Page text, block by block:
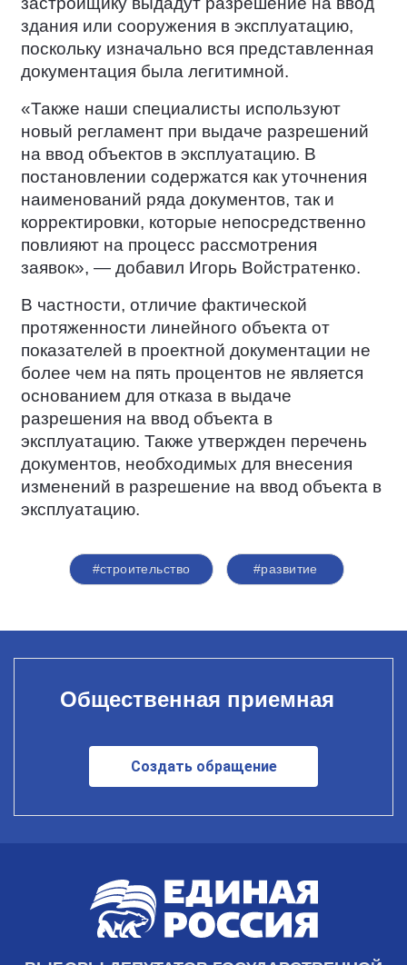
здания или сооружения в эксплуатацию,
поскольку изначально вся представленная
документация была легитимной.
«Также наши специалисты используют
новый регламент при выдаче разрешений
на ввод объектов в эксплуатацию. В
постановлении содержатся как уточнения
наименований ряда документов, так и
корректировки, которые непосредственно
повлияют на процесс рассмотрения
заявок», — добавил Игорь Войстратенко.
В частности, отличие фактической
протяженности линейного объекта от
показателей в проектной документации не
более чем на пять процентов не является
основанием для отказа в выдаче
разрешения на ввод объекта в
эксплуатацию. Также утвержден перечень
документов, необходимых для внесения
изменений в разрешение на ввод объекта в
эксплуатацию.
#строительство #развитие
Общественная приемная
Создать обращение